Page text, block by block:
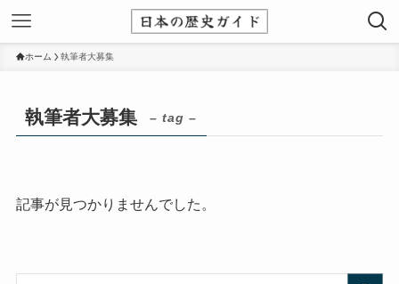
ホーム 執筆者大募集
執筆者大募集 – tag –
記事が見つかりませんでした。